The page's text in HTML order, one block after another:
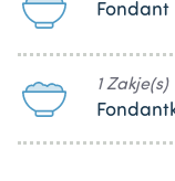
Fondant
1 Zakje(s)